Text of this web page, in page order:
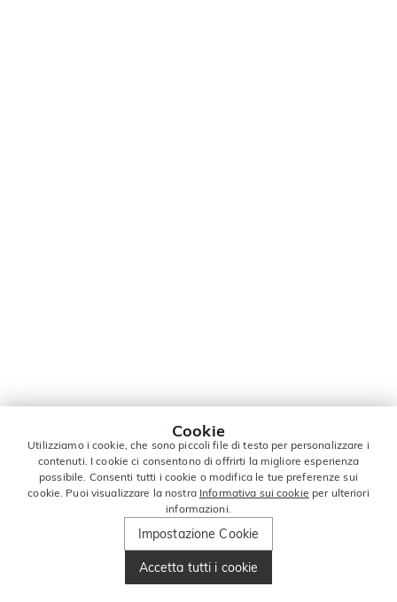
Cookie
Utilizziamo i cookie, che sono piccoli file di testo per personalizzare i
contenuti. I cookie ci consentono di offrirti la migliore esperienza
possibile. Consenti tutti i cookie o modifica le tue preferenze sui
cookie. Puoi visualizzare la nostra Informativa sui cookie per ulteriori
informazioni.
Impostazione Cookie
Accetta tutti i cookie